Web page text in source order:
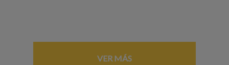
VER MÁS